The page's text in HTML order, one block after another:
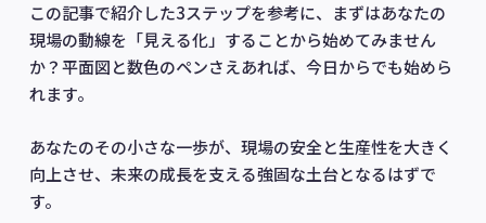
この記事で紹介した3ステップを参考に、まずはあなたの
現場の動線を「見える化」することから始めてみません
か？平面図と数色のペンさえあれば、今日からでも始めら
れます。
あなたのその小さな一歩が、現場の安全と生産性を大きく
向上させ、未来の成長を支える強固な土台となるはずで
す。